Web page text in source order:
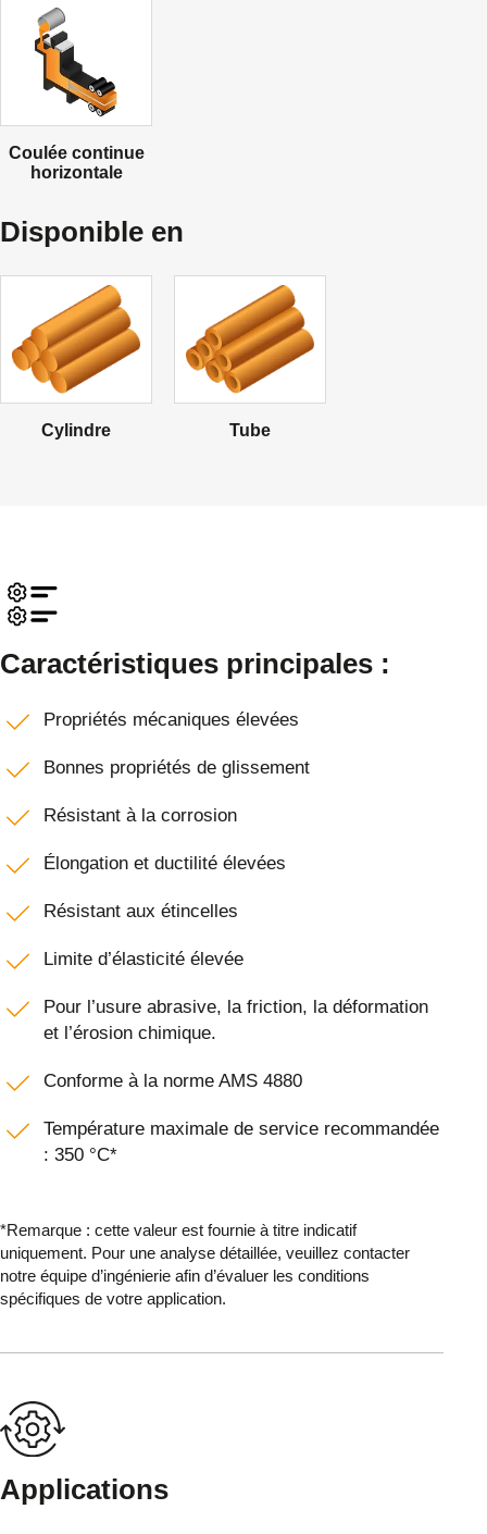
Coulée continue
horizontale
Disponible en
Cylindre Tube
Caractéristiques principales :
Propriétés mécaniques élevées
Bonnes propriétés de glissement
Résistant à la corrosion
Élongation et ductilité élevées
Résistant aux étincelles
Limite d’élasticité élevée
Pour l’usure abrasive, la friction, la déformation
et l’érosion chimique.
Conforme à la norme AMS 4880
Température maximale de service recommandée
: 350 °C*
*Remarque : cette valeur est fournie à titre indicatif
uniquement. Pour une analyse détaillée, veuillez contacter
notre équipe d’ingénierie afin d’évaluer les conditions
spécifiques de votre application.
Applications